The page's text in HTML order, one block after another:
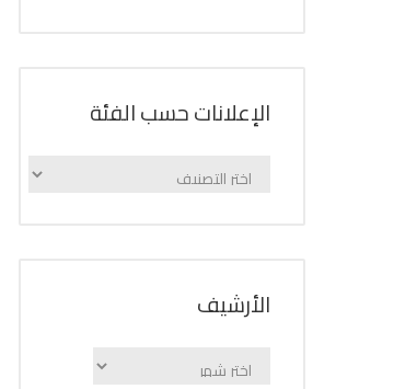
الإعلانات حسب الفئة
الإعلانات
اﻷرشيف
اﻷرشيف